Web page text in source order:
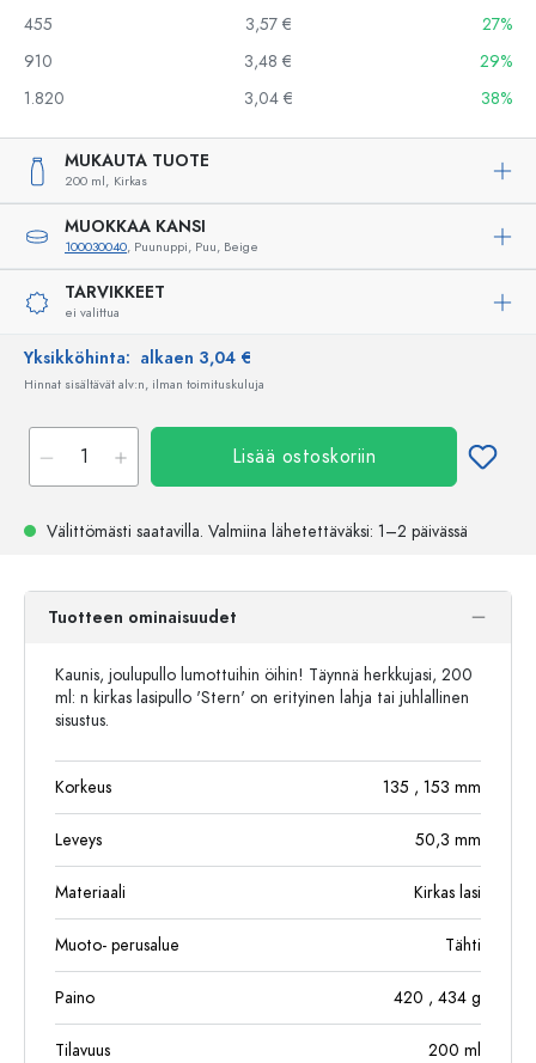
455
3,57 €
27%
910
3,48 €
29%
1.820
3,04 € 38%
MUKAUTA TUOTE
200 ml, Kirkas
MUOKKAA KANSI
100030040, Puunuppi, Puu, Beige
TARVIKKEET
ei valittua
Yksikköhinta: alkaen 3,04 €
Hinnat sisältävät alv:n, ilman toimituskuluja
Lisää ostoskoriin
Välittömästi saatavilla. Valmiina lähetettäväksi: 1–2 päivässä
Tuotteen ominaisuudet
Kaunis, joulupullo lumottuihin öihin! Täynnä herkkujasi, 200
ml: n kirkas lasipullo 'Stern' on erityinen lahja tai juhlallinen
sisustus.
Korkeus 135 , 153 mm
Leveys 50,3 mm
Materiaali Kirkas lasi
Muoto- perusalue Tähti
Paino 420 , 434 g
Tilavuus 200 ml